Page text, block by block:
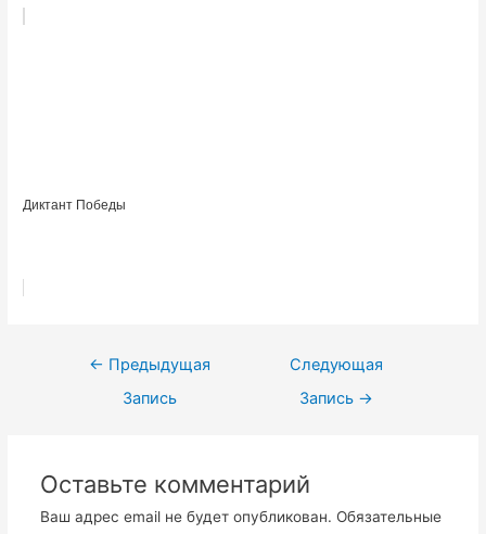
Диктант Победы
Навигация
← Предыдущая
Запись
Следующая
Запись →
Оставьте комментарий
Ваш адрес email не будет опубликован. Обязательные